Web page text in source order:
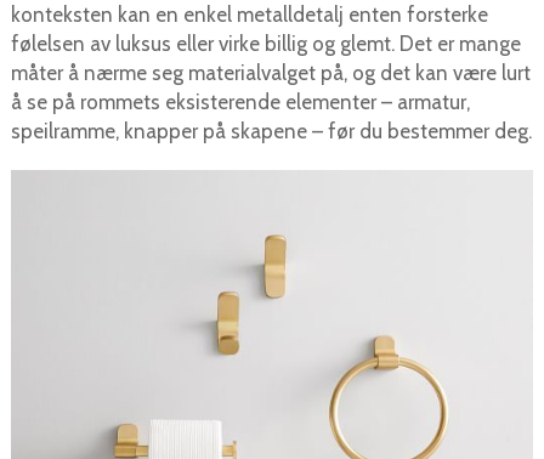
konteksten kan en enkel metalldetalj enten forsterke
følelsen av luksus eller virke billig og glemt. Det er mange
måter å nærme seg materialvalget på, og det kan være lurt
å se på rommets eksisterende elementer – armatur,
speilramme, knapper på skapene – før du bestemmer deg.